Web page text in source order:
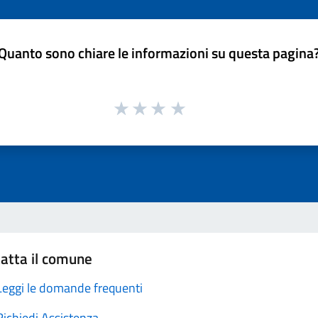
sono chiare le informazioni su questa
il comune
le domande frequenti